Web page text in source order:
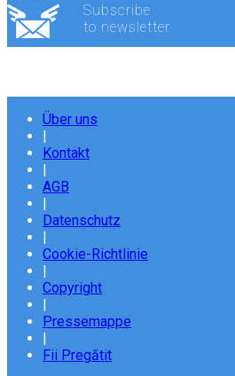
Subscribe
to newsletter
Über uns
|
Kontakt
|
AGB
|
Datenschutz
|
Cookie-Richtlinie
|
Copyright
|
Pressemappe
|
Fii Pregătit